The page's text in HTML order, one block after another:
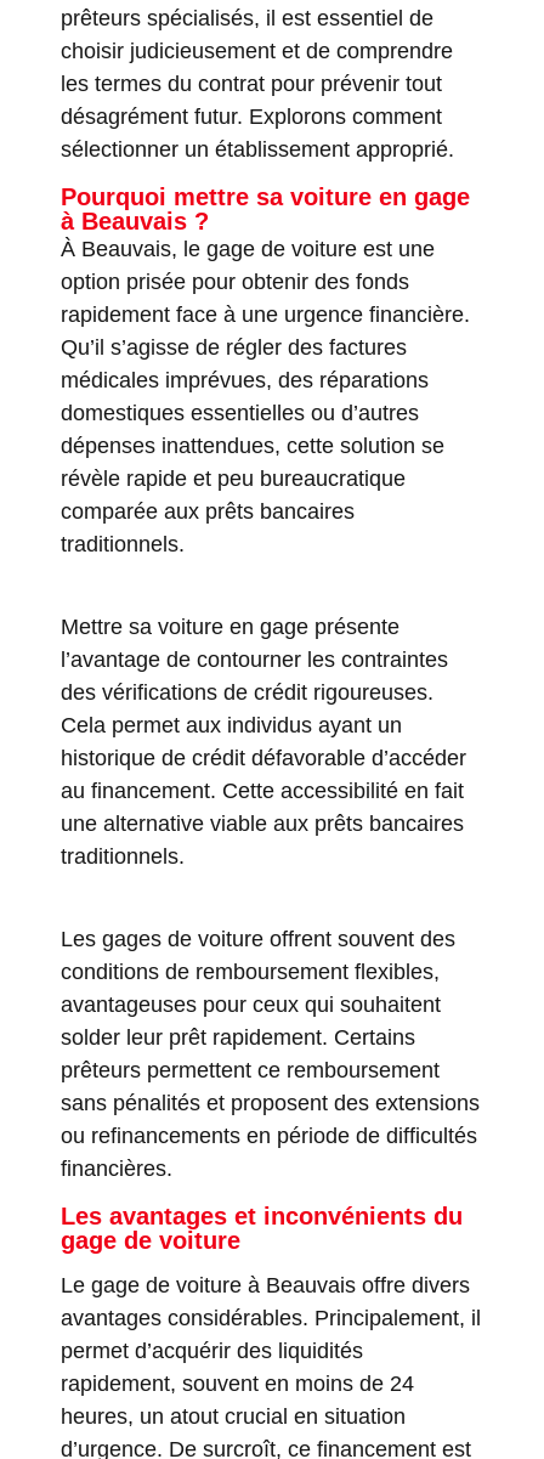
prêteurs spécialisés, il est essentiel de
choisir judicieusement et de comprendre
les termes du contrat pour prévenir tout
désagrément futur. Explorons comment
sélectionner un établissement approprié.
Pourquoi mettre sa voiture en gage
à Beauvais ?
À Beauvais, le gage de voiture est une
option prisée pour obtenir des fonds
rapidement face à une urgence financière.
Qu’il s’agisse de régler des factures
médicales imprévues, des réparations
domestiques essentielles ou d’autres
dépenses inattendues, cette solution se
révèle rapide et peu bureaucratique
comparée aux prêts bancaires
traditionnels.
Mettre sa voiture en gage présente
l’avantage de contourner les contraintes
des vérifications de crédit rigoureuses.
Cela permet aux individus ayant un
historique de crédit défavorable d’accéder
au financement. Cette accessibilité en fait
une alternative viable aux prêts bancaires
traditionnels.
Les gages de voiture offrent souvent des
conditions de remboursement flexibles,
avantageuses pour ceux qui souhaitent
solder leur prêt rapidement. Certains
prêteurs permettent ce remboursement
sans pénalités et proposent des extensions
ou refinancements en période de difficultés
financières.
Les avantages et inconvénients du
gage de voiture
Le gage de voiture à Beauvais offre divers
avantages considérables. Principalement, il
permet d’acquérir des liquidités
rapidement, souvent en moins de 24
heures, un atout crucial en situation
d’urgence. De surcroît, ce financement est